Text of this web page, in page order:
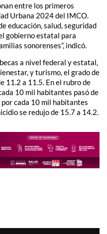
entre los primeros
Urbana 2024 del IMCO.
educación, salud, seguridad
gobierno estatal para
sonorenses”, indicó.
a nivel federal y estatal,
y turismo, el grado de
11.2 a 11.5. En el rubro de
10 mil habitantes pasó de
cada 10 mil habitantes
se redujo de 15.7 a 14.2.